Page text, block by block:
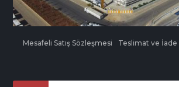
Mesafeli Satış Sözleşmesi Teslimat ve İade